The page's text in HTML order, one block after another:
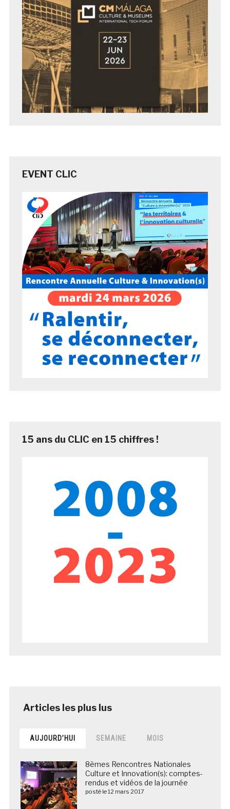
EVENT CLIC
15 ans du CLIC en 15 chiffres !
AUJOURD’HUI SEMAINE MOIS
8èmes Rencontres Nationales
Culture et Innovation(s): comptes-
rendus et vidéos de la journée
posté le 12 mars 2017